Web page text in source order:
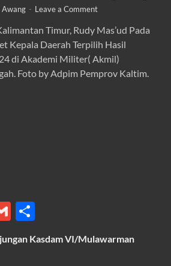
Awang - Leave a Comment
Timur, Rudy Mas’ud Pada
Kepala Daerah Terpilih Hasil
di Akademi Militer( Akmil)
Foto by Adpim Pemprov Kaltim.
G
ail
h
ar
Kasdam VI/Mulawarman